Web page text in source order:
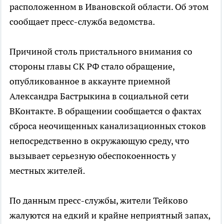
расположенном в Ивановской области. Об этом
сообщает пресс-служба ведомства.
Причиной столь пристального внимания со
стороны главы СК РФ стало обращение,
опубликованное в аккаунте приемной
Александра Бастрыкина в социальной сети
ВКонтакте. В обращении сообщается о фактах
сброса неочищенных канализационных стоков
непосредственно в окружающую среду, что
вызывает серьезную обеспокоенность у
местных жителей.
По данным пресс-службы, жители Тейково
жалуются на едкий и крайне неприятный запах,